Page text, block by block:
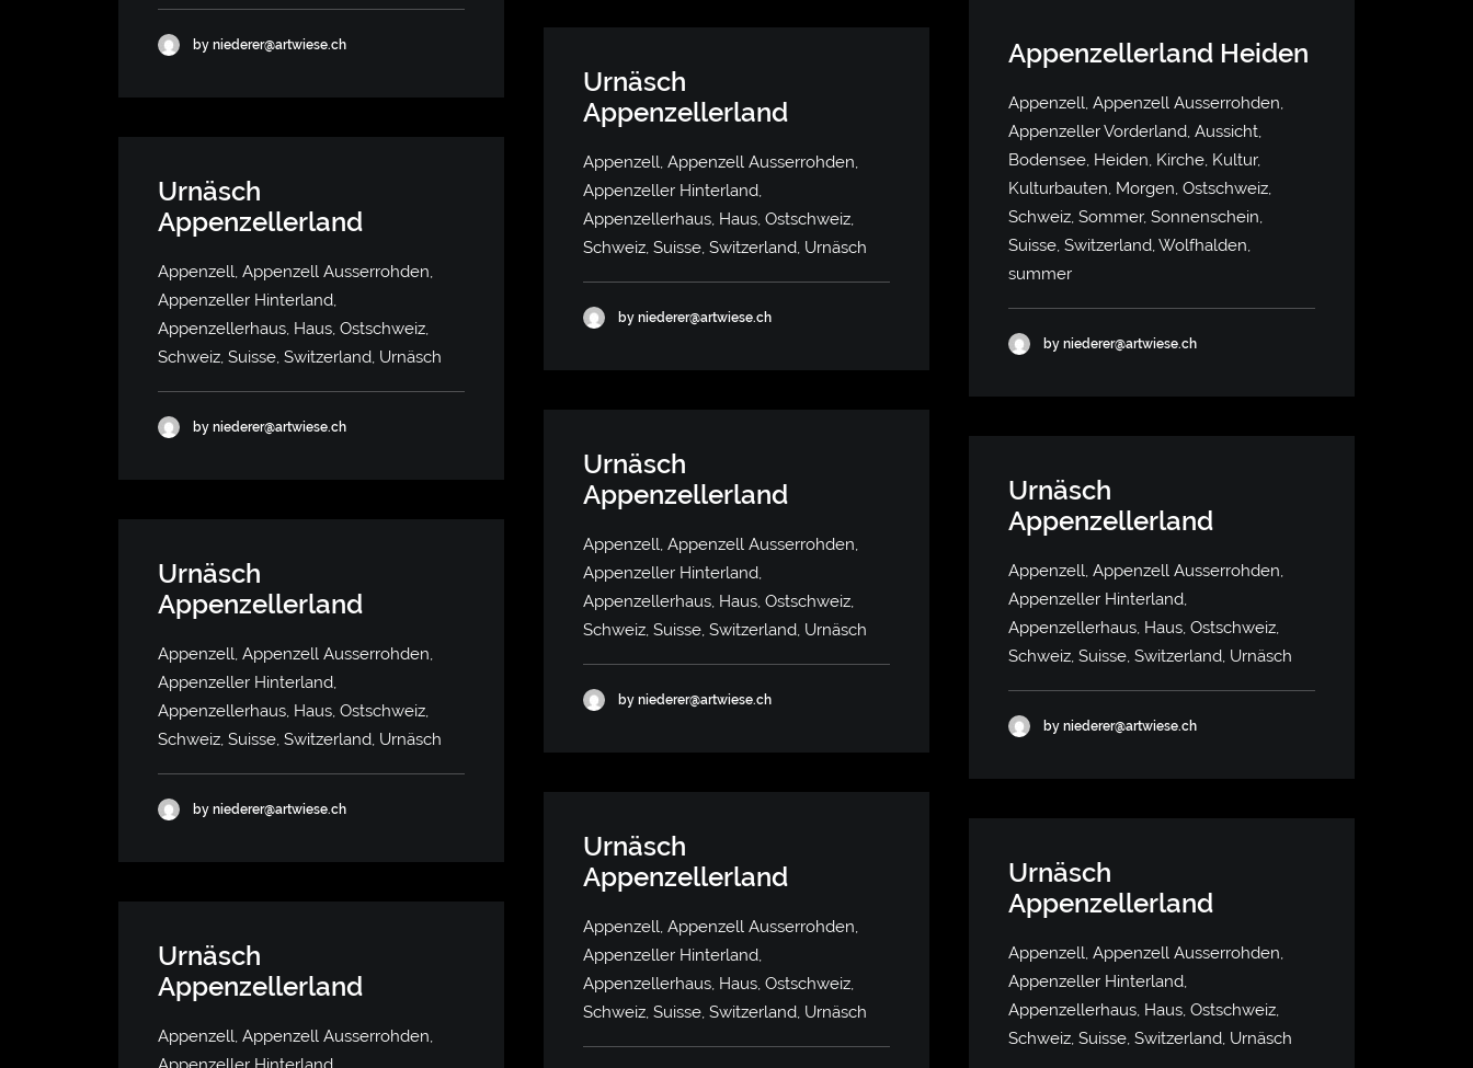
by niederer@artwiese.ch Appenzellerland Heiden
Appenzell, Appenzell Ausserrohden,
Appenzeller Vorderland, Aussicht,
Bodensee, Heiden, Kirche, Kultur,
Kulturbauten, Morgen, Ostschweiz,
Schweiz, Sommer, Sonnenschein,
Suisse, Switzerland, Wolfhalden,
summer
by niederer@artwiese.ch
Urnäsch
Appenzellerland
Appenzell, Appenzell Ausserrohden,
Appenzeller Hinterland,
Appenzellerhaus, Haus, Ostschweiz,
Schweiz, Suisse, Switzerland, Urnäsch
by niederer@artwiese.ch
Urnäsch
Appenzellerland
Appenzell, Appenzell Ausserrohden,
Appenzeller Hinterland,
Appenzellerhaus, Haus, Ostschweiz,
Schweiz, Suisse, Switzerland, Urnäsch
by niederer@artwiese.ch
Urnäsch
Appenzellerland
Appenzell, Appenzell Ausserrohden,
Appenzeller Hinterland,
Appenzellerhaus, Haus, Ostschweiz,
Schweiz, Suisse, Switzerland, Urnäsch
by niederer@artwiese.ch
Urnäsch
Appenzellerland
Appenzell, Appenzell Ausserrohden,
Appenzeller Hinterland,
Appenzellerhaus, Haus, Ostschweiz,
Schweiz, Suisse, Switzerland, Urnäsch
by niederer@artwiese.ch
Urnäsch
Appenzellerland
Appenzell, Appenzell Ausserrohden,
Appenzeller Hinterland,
Appenzellerhaus, Haus, Ostschweiz,
Schweiz, Suisse, Switzerland, Urnäsch
by niederer@artwiese.ch
Urnäsch
Appenzellerland
Appenzell, Appenzell Ausserrohden,
Appenzeller Hinterland,
Appenzellerhaus, Haus, Ostschweiz,
Schweiz, Suisse, Switzerland, Urnäsch
Urnäsch
Appenzellerland
Appenzell, Appenzell Ausserrohden,
Appenzeller Hinterland,
Appenzellerhaus, Haus, Ostschweiz,
Schweiz, Suisse, Switzerland, Urnäsch
Urnäsch
Appenzellerland
Appenzell, Appenzell Ausserrohden,